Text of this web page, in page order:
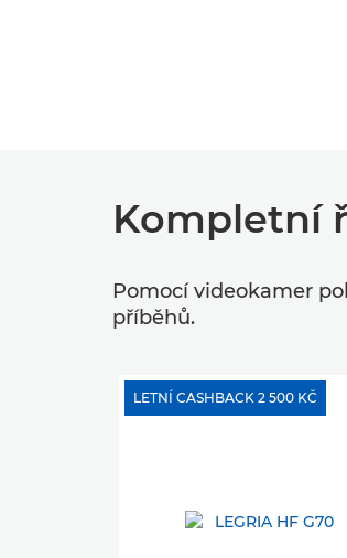
Kompletní
Pomocí videokamer
příběhů.
LETNÍ CASHBACK 2 500 KČ